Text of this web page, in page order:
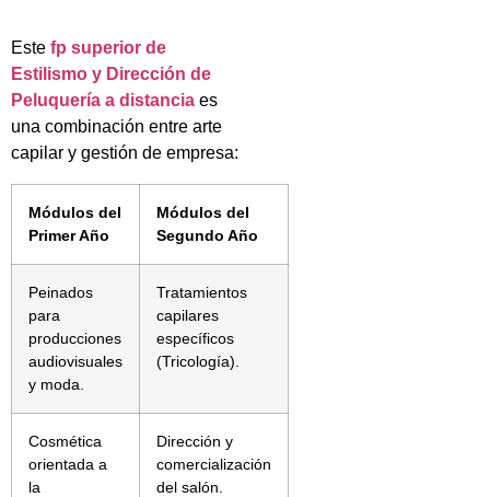
Este fp superior de
Estilismo y Dirección de
Peluquería a distancia es
una combinación entre arte
capilar y gestión de empresa:
Módulos del
Primer Año
Módulos del
Segundo Año
Peinados
para
producciones
audiovisuales
y moda.
Tratamientos
capilares
específicos
(Tricología).
Cosmética
orientada a
la
Dirección y
comercialización
del salón.